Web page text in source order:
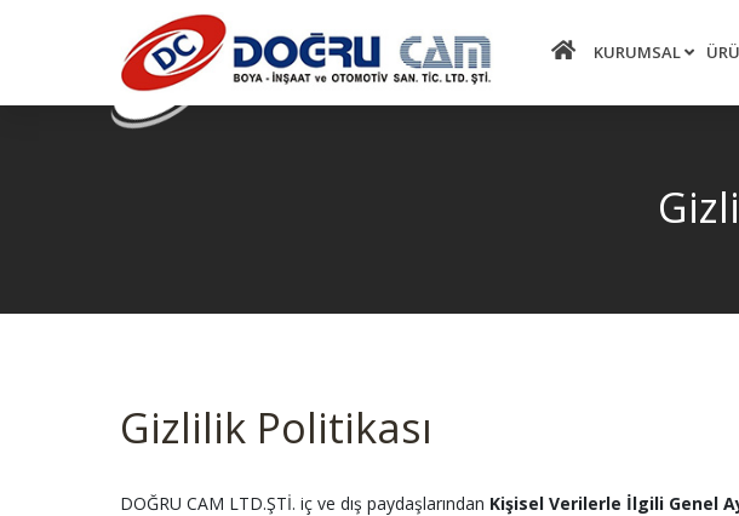
KURUMSAL
Gizlilik Politikası
DOĞRU CAM LTD.ŞTİ. iç ve dış paydaşlarından Kişisel Verilerle İlgili Genel